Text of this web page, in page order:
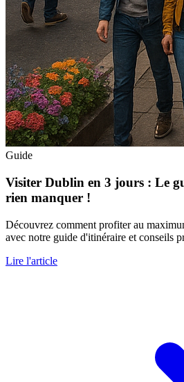
Guide
Visiter Dublin en 3 jours : Le
rien manquer !
Découvrez comment profiter au
avec notre guide d'itinéraire et conseils
Lire l'article